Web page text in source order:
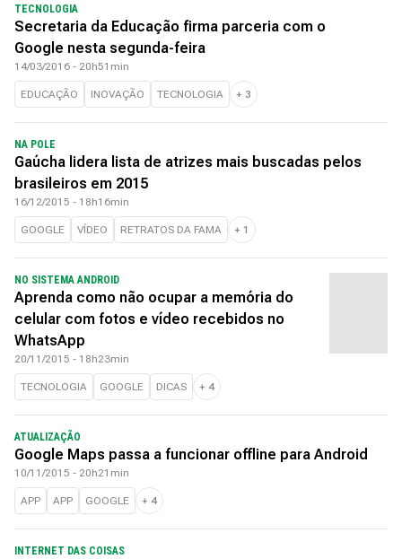
TECNOLOGIA
Secretaria da Educação firma parceria com o
Google nesta segunda-feira
14/03/2016 - 20h51min
EDUCAÇÃO INOVAÇÃO TECNOLOGIA + 3
NA POLE
Gaúcha lidera lista de atrizes mais buscadas pelos
brasileiros em 2015
16/12/2015 - 18h16min
GOOGLE VÍDEO RETRATOS DA FAMA + 1
NO SISTEMA ANDROID
Aprenda como não ocupar a memória do
celular com fotos e vídeo recebidos no
WhatsApp
20/11/2015 - 18h23min
TECNOLOGIA GOOGLE DICAS + 4
ATUALIZAÇÃO
Google Maps passa a funcionar offline para Android
10/11/2015 - 20h21min
APP APP GOOGLE + 4
INTERNET DAS COISAS